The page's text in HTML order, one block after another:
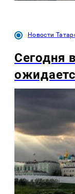
Новости
Сегодня